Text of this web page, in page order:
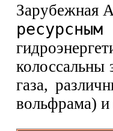
Зарубежная
ресурсным
колоссальны
газа,
вольфрама)